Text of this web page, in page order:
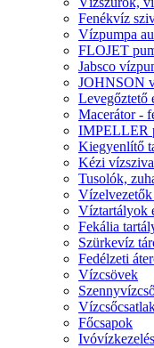
Fenékvíz
Vízpumpa
FLOJET
Jabsco
JOHNSON
Levegőztető
Macerátor -
IMPELLER
Kiegyenlítő
Kézi
Tusolók,
Víztartályok
Fekália
Szürkevíz
Fedélzeti
Vízcsövek
Főcsapok